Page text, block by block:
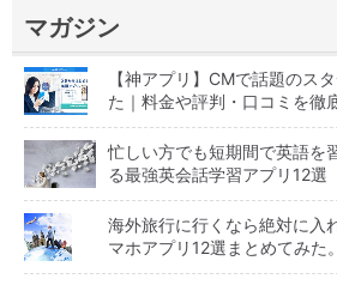
マガジン
【神アプリ】CMで話題のス
た｜料金や評判・口コミを徹
忙しい方でも短期間で英語を
る最強英会話学習アプリ12選
海外旅行に行くなら絶対に入
マホアプリ12選まとめてみた。